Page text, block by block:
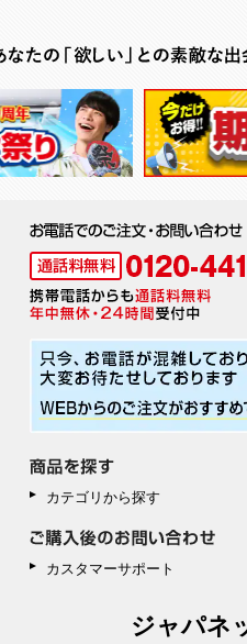
カテゴリから探す
カスタマーサポート
ジャパネ